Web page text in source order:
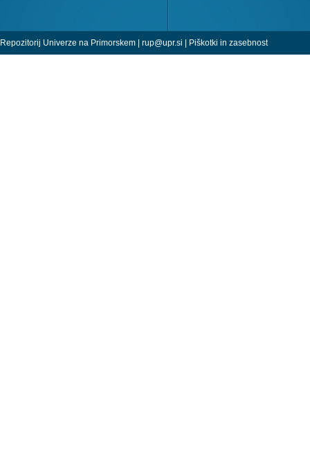
Repozitorij Univerze na Primorskem | rup@upr.si | Piškotki in zasebnost